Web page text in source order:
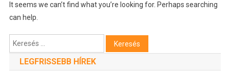
It seems we can’t find what you’re looking for. Perhaps searching
can help.
Keresés:
LEGFRISSEBB HÍREK